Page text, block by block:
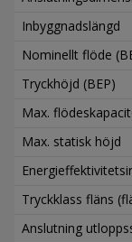
Inbyggnadslängd
Nominellt flöde
Tryckhöjd (BEP)
Max.
Max. statisk höjd
Tryckklass fläns
Anslutning